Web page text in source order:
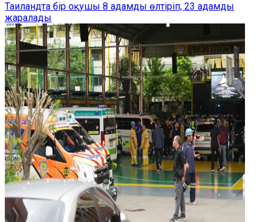
Таиландта бір оқушы 8 адамды өлтіріп, 23 адамды
жаралады